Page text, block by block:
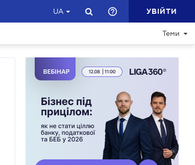
UA УВІЙТИ
Теми